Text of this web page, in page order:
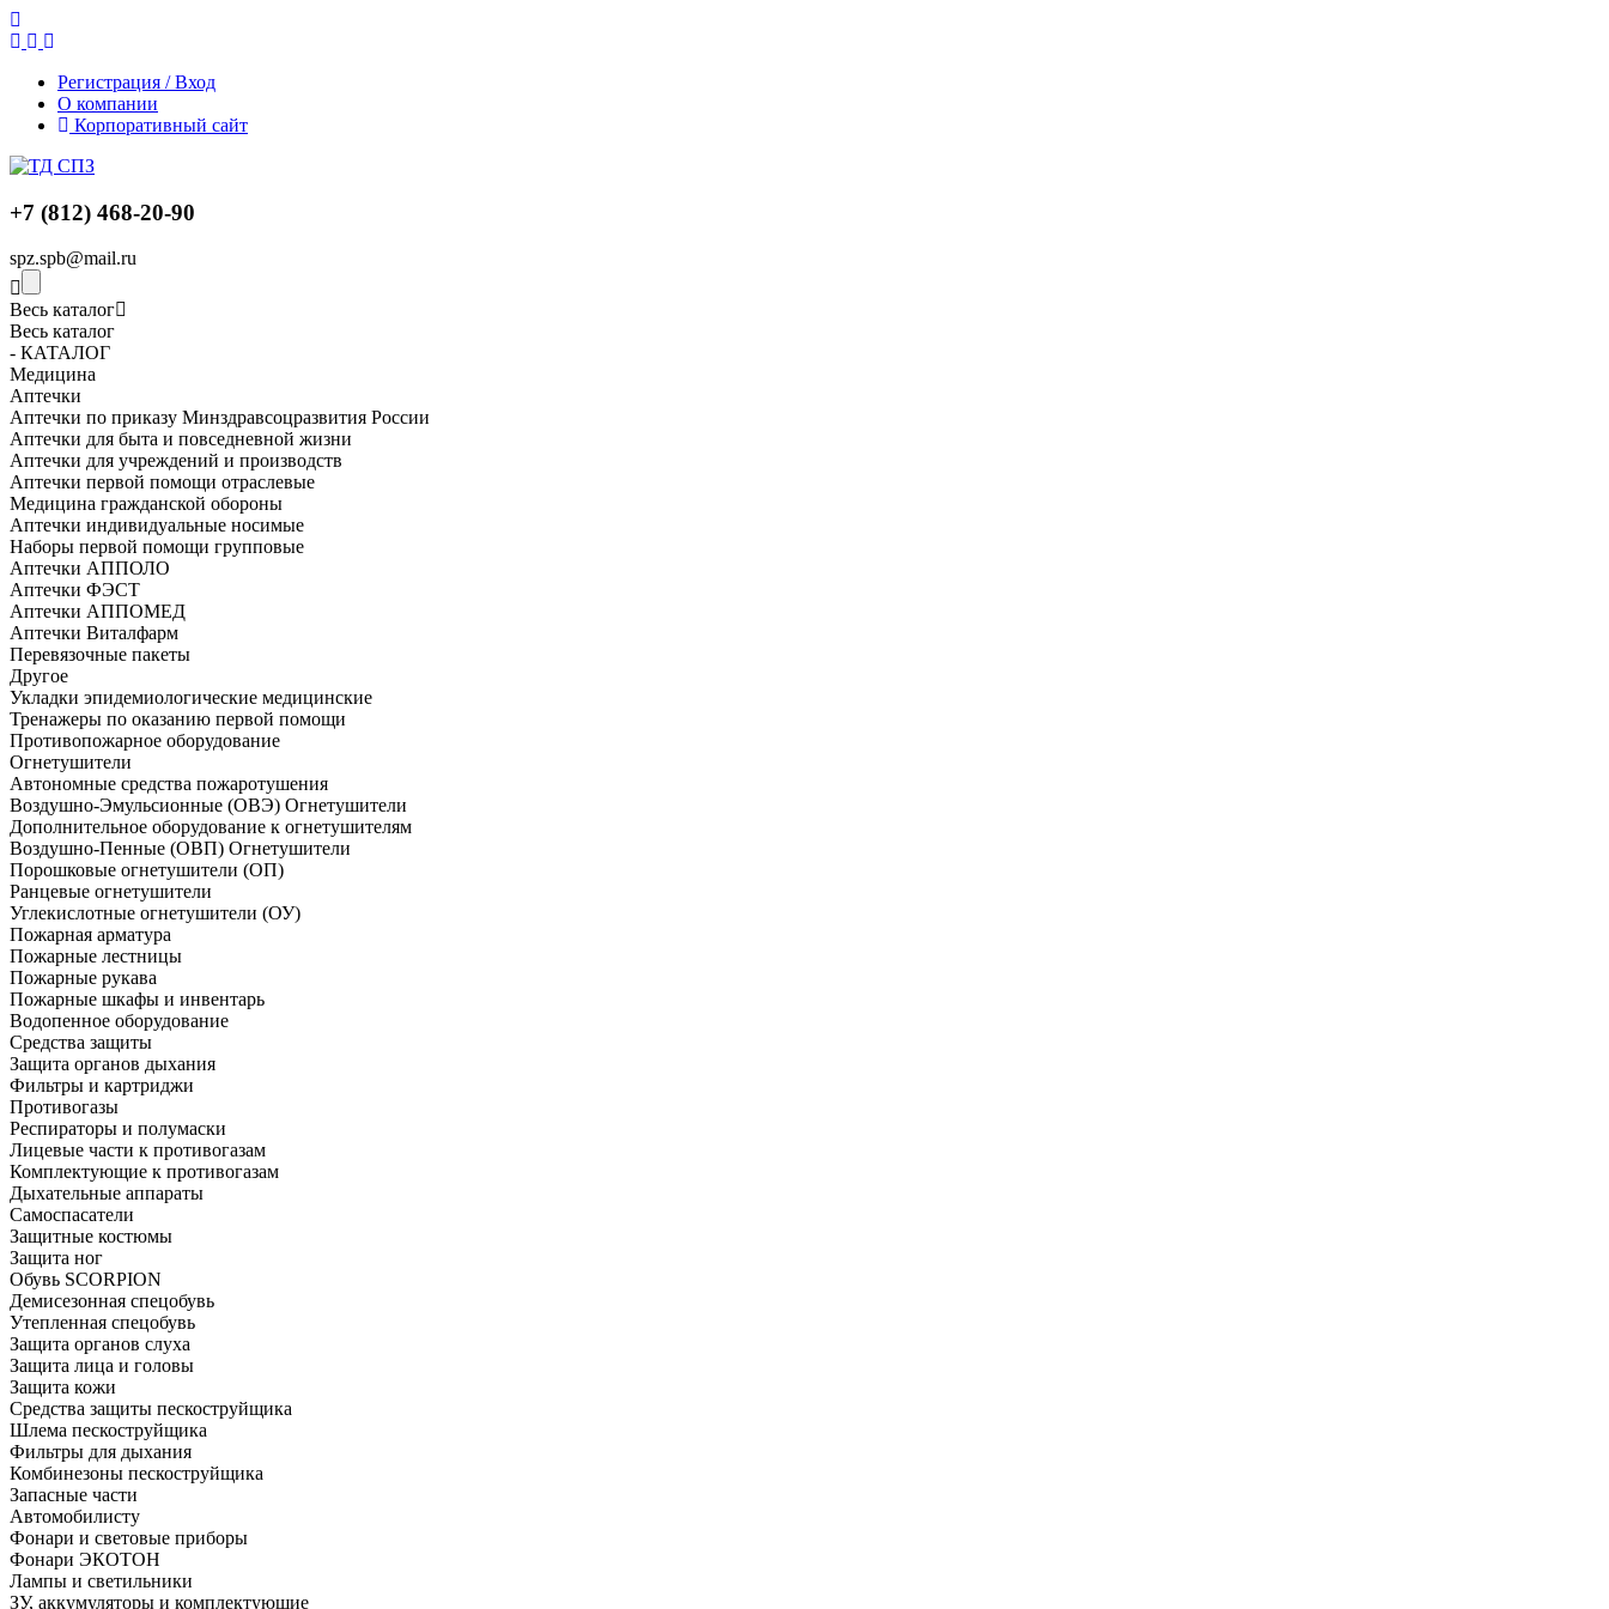
Регистрация / Вход
О компании
Корпоративный сайт
+7 (812) 468-20-90
spz.spb@mail.ru
Весь каталог
Весь каталог
- КАТАЛОГ
Медицина
Аптечки
Аптечки по приказу Минздравсоцразвития России
Аптечки для быта и повседневной жизни
Аптечки для учреждений и производств
Аптечки первой помощи отраслевые
Медицина гражданской обороны
Аптечки индивидуальные носимые
Наборы первой помощи групповые
Аптечки АППОЛО
Аптечки ФЭСТ
Аптечки АППОМЕД
Аптечки Виталфарм
Перевязочные пакеты
Другое
Укладки эпидемиологические медицинские
Тренажеры по оказанию первой помощи
Противопожарное оборудование
Огнетушители
Автономные средства пожаротушения
Воздушно-Эмульсионные (ОВЭ) Огнетушители
Дополнительное оборудование к огнетушителям
Воздушно-Пенные (ОВП) Огнетушители
Порошковые огнетушители (ОП)
Ранцевые огнетушители
Углекислотные огнетушители (ОУ)
Пожарная арматура
Пожарные лестницы
Пожарные рукава
Пожарные шкафы и инвентарь
Водопенное оборудование
Средства защиты
Защита органов дыхания
Фильтры и картриджи
Противогазы
Респираторы и полумаски
Лицевые части к противогазам
Комплектующие к противогазам
Дыхательные аппараты
Самоспасатели
Защитные костюмы
Защита ног
Обувь SCORPION
Демисезонная спецобувь
Утепленная спецобувь
Защита органов слуха
Защита лица и головы
Защита кожи
Средства защиты пескоструйщика
Шлема пескоструйщика
Фильтры для дыхания
Комбинезоны пескоструйщика
Запасные части
Автомобилисту
Фонари и световые приборы
Фонари ЭКОТОН
Лампы и светильники
ЗУ, аккумуляторы и комплектующие